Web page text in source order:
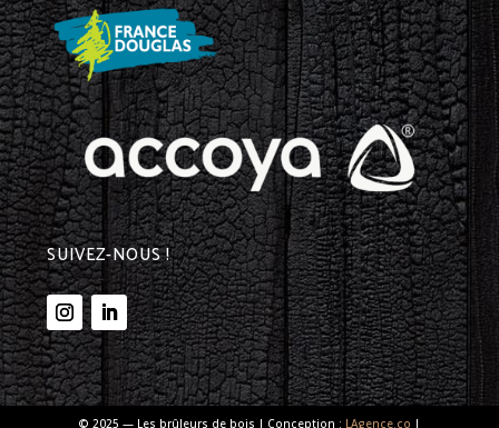
SUIVEZ-NOUS !
© 2025 — Les brûleurs de bois | Conception : LAgence.co |